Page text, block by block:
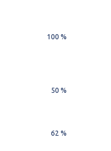
100 %
50 %
62 %